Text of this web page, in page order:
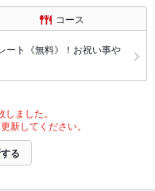
コース
ート《無料》！お祝い事や
ました。
新してください。
る